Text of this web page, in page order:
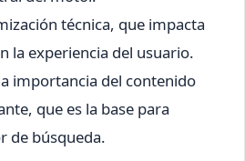
técnica, que impacta
la experiencia del usuario.
importancia del contenido
que es la base para
de búsqueda.